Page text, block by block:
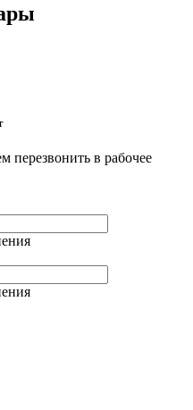
перезвонить в рабочее